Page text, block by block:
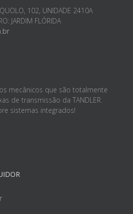
102, UNIDADE 2410A
JARDIM FLÓRIDA
mecânicos que são totalmente
de transmissão da TANDLER.
sistemas integrados!